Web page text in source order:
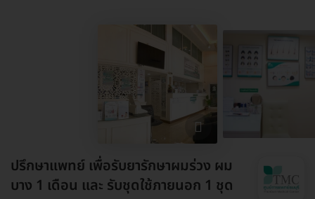
ปรึกษาแพทย์ เพื่อรับยารักษาผมร่วง ผม
บาง 1 เดือน และ รับชุดใช้ภายนอก 1 ชุด